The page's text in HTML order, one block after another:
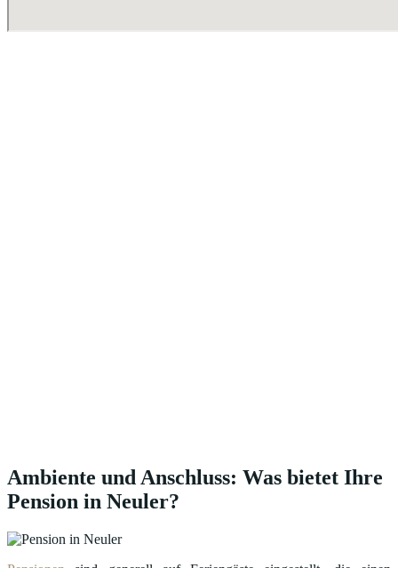
Ambiente und Anschluss: Was bietet Ihre
Pension in Neuler?